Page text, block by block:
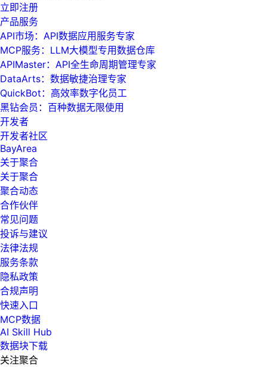
立即注册
产品服务
API市场：API数据应用服务专家
MCP服务：LLM大模型专用数据仓库
APIMaster：API全生命周期管理专家
DataArts：数据敏捷治理专家
QuickBot：高效率数字化员工
黑钻会员：百种数据无限使用
开发者
开发者社区
BayArea
关于聚合
关于聚合
聚合动态
合作伙伴
常见问题
投诉与建议
法律法规
服务条款
隐私政策
合规声明
快速入口
MCP数据
AI Skill Hub
数据块下载
关注聚合